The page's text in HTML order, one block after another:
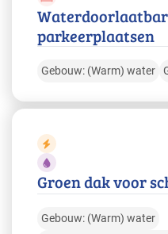
parkeerplaatsen
Gebouw: (Warm) water
Groen dak voor
Gebouw: (Warm) water